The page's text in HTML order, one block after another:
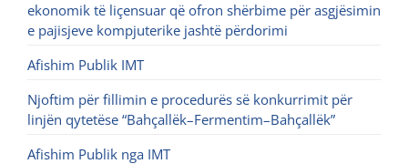
ekonomik të liçensuar që ofron shërbime për asgjësimin
e pajisjeve kompjuterike jashtë përdorimi
Afishim Publik IMT
Njoftim për fillimin e procedurës së konkurrimit për
linjën qytetëse “Bahçallëk–Fermentim–Bahçallëk”
Afishim Publik nga IMT